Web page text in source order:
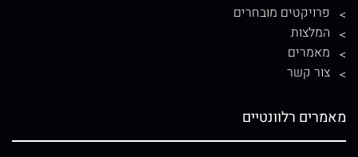
פרויקטים מובחרים
המלצות
מאמרים
צור קשר
מאמרים רלוונטיים